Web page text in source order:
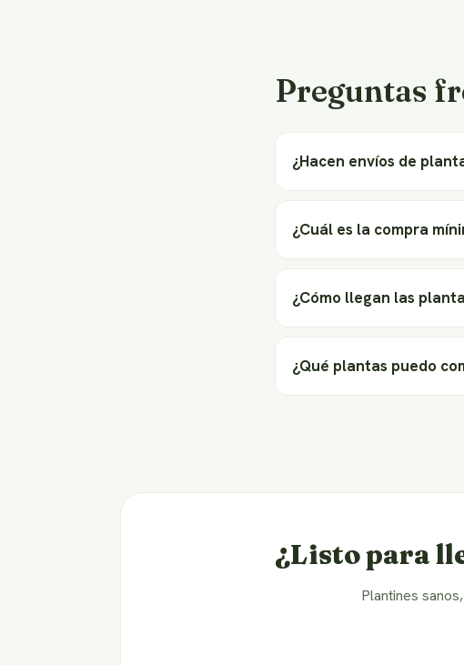
Preguntas
¿Hacen envíos de
¿Cuál es la compra
¿Cómo llegan las
¿Qué plantas puedo
¿Listo para
Plantines